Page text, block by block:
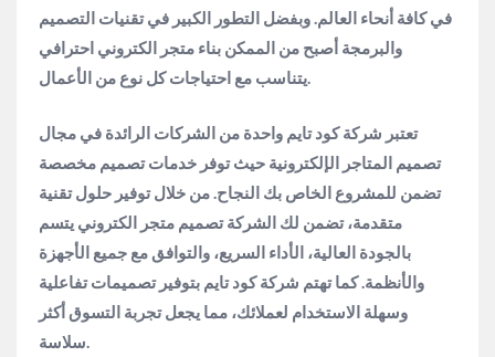
في كافة أنحاء العالم. وبفضل التطور الكبير في تقنيات التصميم
والبرمجة أصبح من الممكن بناء متجر الكتروني احترافي
يتناسب مع احتياجات كل نوع من الأعمال.
تعتبر شركة كود تايم واحدة من الشركات الرائدة في مجال
تصميم المتاجر الإلكترونية حيث توفر خدمات تصميم مخصصة
تضمن للمشروع الخاص بك النجاح. من خلال توفير حلول تقنية
متقدمة، تضمن لك الشركة تصميم متجر الكتروني يتسم
بالجودة العالية، الأداء السريع، والتوافق مع جميع الأجهزة
والأنظمة. كما تهتم شركة كود تايم بتوفير تصميمات تفاعلية
وسهلة الاستخدام لعملائك، مما يجعل تجربة التسوق أكثر